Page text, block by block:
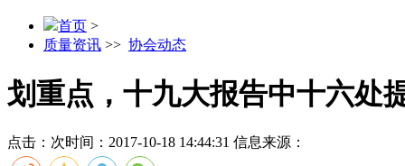
首页 >
质量资讯 >> 协会动态
划重点，十九大报告中十六处
点击： 次时间：2017-10-18 14:44:31 信息来源：